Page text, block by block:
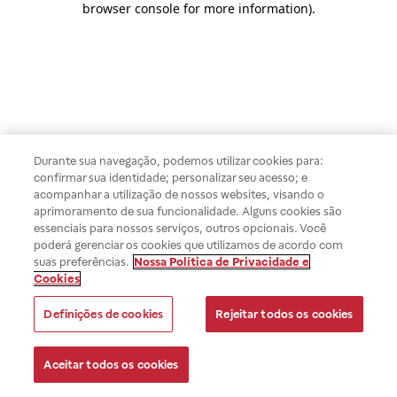
browser console for more information).
Durante sua navegação, podemos utilizar cookies para:
confirmar sua identidade; personalizar seu acesso; e
acompanhar a utilização de nossos websites, visando o
aprimoramento de sua funcionalidade. Alguns cookies são
essenciais para nossos serviços, outros opcionais. Você
poderá gerenciar os cookies que utilizamos de acordo com
suas preferências. Nossa Política de Privacidade e
Cookies
Definições de cookies Rejeitar todos os cookies
Aceitar todos os cookies